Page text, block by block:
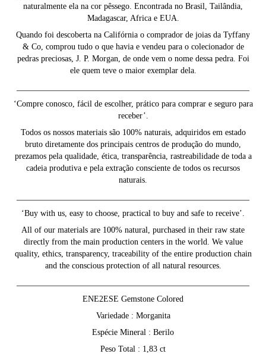
naturalmente ela na cor pêssego. Encontrada no Brasil, Tailândia,
Madagascar, Africa e EUA.
Quando foi descoberta na Califórnia o comprador de joias da Tyffany
& Co, comprou tudo o que havia e vendeu para o colecionador de
pedras preciosas, J. P. Morgan, de onde vem o nome dessa pedra. Foi
ele quem teve o maior exemplar dela.
‘Compre conosco, fácil de escolher, prático para comprar e seguro para
receber’.
Todos os nossos materiais são 100% naturais, adquiridos em estado
bruto diretamente dos principais centros de produção do mundo,
prezamos pela qualidade, ética, transparência, rastreabilidade de toda a
cadeia produtiva e pela extração consciente de todos os recursos
naturais.
‘Buy with us, easy to choose, practical to buy and safe to receive’.
All of our materials are 100% natural, purchased in their raw state
directly from the main production centers in the world. We value
quality, ethics, transparency, traceability of the entire production chain
and the conscious protection of all natural resources.
ENE2ESE Gemstone Colored
Variedade : Morganita
Espécie Mineral : Berilo
Peso Total : 1,83 ct